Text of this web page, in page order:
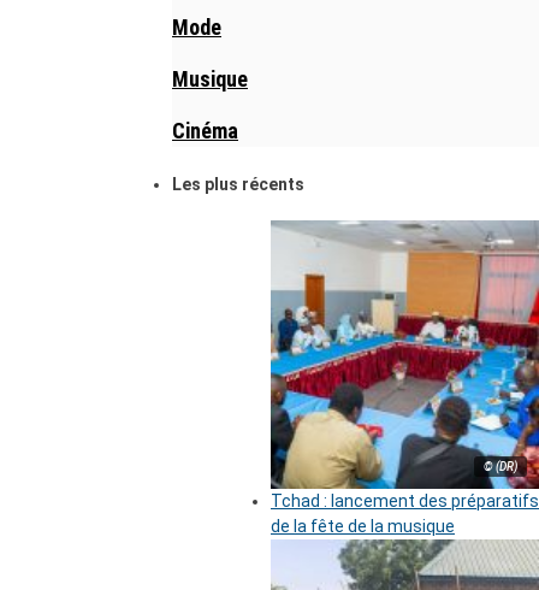
Mode
Musique
Cinéma
Les plus récents
© (DR)
Tchad : lancement des préparatifs
de la fête de la musique